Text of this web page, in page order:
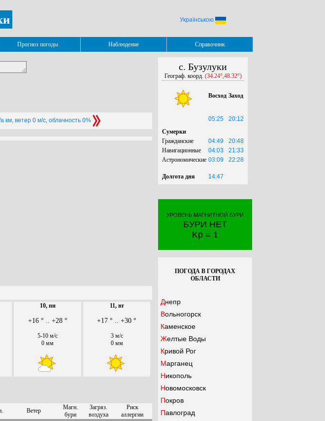
Українською
Прогноз погоды Наблюдение Справочник
км, ветер 0 м/с, облачность 0%
10, пн
+16 ° .. +28 °
5-10 м/с
0 мм
11, вт
+17 ° .. +30 °
3 м/с
0 мм
Ветер
Магн.
бури
Загряз.
воздуха
Риск
аллергии
с. Бузулуки
Географ. коорд. (34.24°,48.32°)
Восход Заход
05:25
20:12
Сумерки
Гражданские
04:49
20:48
Навигационные
04:03
21:33
Астрономические 03:09 22:28
Долгота дня 14:47
УРОВЕНЬ МАГНИТНОЙ БУРИ
БУРИ НЕТ
Kp = 1
ПОГОДА В ГОРОДАХ
ОБЛАСТИ
Днепр
Вольногорск
Каменское
Желтые Воды
Кривой Рог
Марганец
Никополь
Новомосковск
Покров
Павлоград